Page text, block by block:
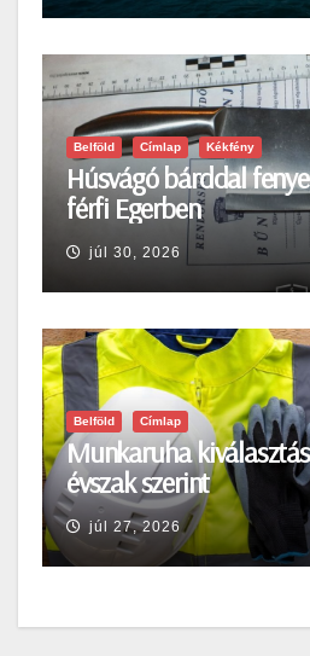
Belföld Címlap Kékfény
Húsvágó bárddal
férfi Egerben
júl 30, 2026
Belföld Címlap
Munkaruha
évszak szerint
júl 27, 2026